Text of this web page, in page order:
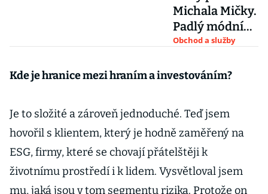
Michala Mičky.
Padlý módní
guru znovu
vlastních
Obchod a služby
Kde je hranice mezi hraním a investováním?
Je to složité a zároveň jednoduché. Teď jsem
hovořil s klientem, který je hodně zaměřený na
ESG, firmy, které se chovají přátelštěji k
životnímu prostředí i k lidem. Vysvětloval jsem
mu, jaká jsou v tom segmentu rizika. Protože on